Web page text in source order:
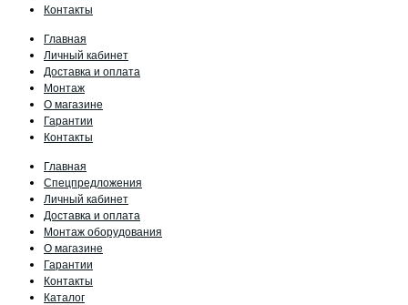
Контакты
Главная
Личный кабинет
Доставка и оплата
Монтаж
О магазине
Гарантии
Контакты
Главная
Спецпредложения
Личный кабинет
Доставка и оплата
Монтаж оборудования
О магазине
Гарантии
Контакты
Каталог